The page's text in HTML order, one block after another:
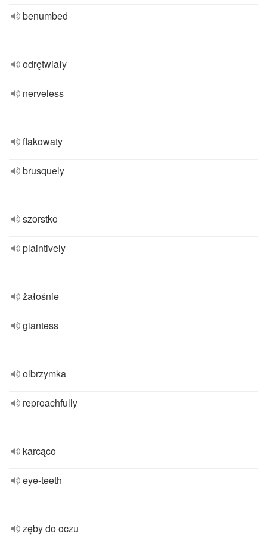
benumbed
odrętwiały
nerveless
flakowaty
brusquely
szorstko
plaintively
żałośnie
giantess
olbrzymka
reproachfully
karcąco
eye-teeth
zęby do oczu